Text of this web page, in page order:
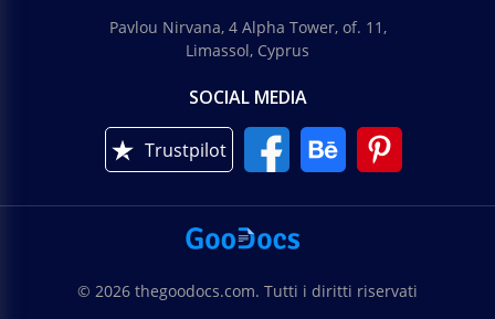
Pavlou Nirvana, 4 Alpha Tower, of. 11,
Limassol, Cyprus
SOCIAL MEDIA
Trustpilot
© 2026 thegoodocs.com. Tutti i diritti riservati